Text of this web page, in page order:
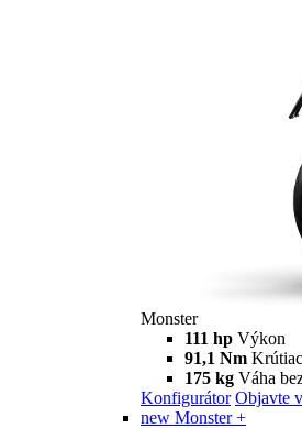
Monster
111 hp Výkon
91,1 Nm
175 kg Váha
Konfigurátor Objavte
new Monster +